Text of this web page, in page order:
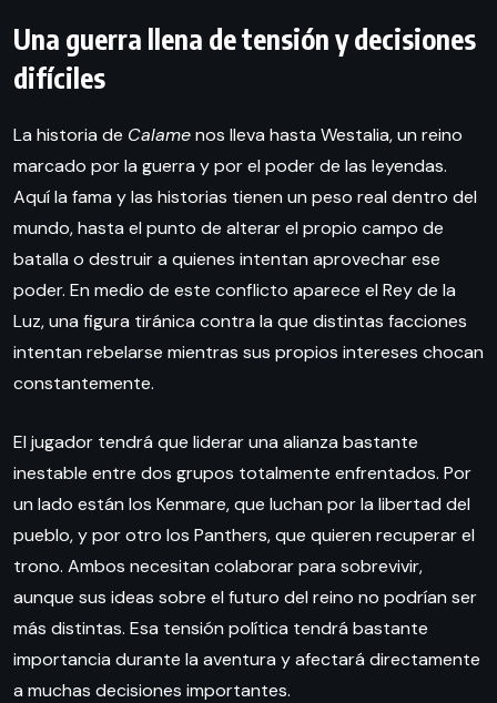
Una guerra llena de tensión y decisiones
difíciles
La historia de Calamenos lleva hasta Westalia, un reino
marcado por la guerra y por el poder de las leyendas.
Aquí la fama y las historias tienen un peso real dentro del
mundo, hasta el punto de alterar el propio campo de
batalla o destruir a quienes intentan aprovechar ese
poder. En medio de este conflicto aparece el Rey de la
Luz, una figura tiránica contra la que distintas facciones
intentan rebelarse mientras sus propios intereses chocan
constantemente.
El jugador tendrá que liderar una alianza bastante
inestable entre dos grupos totalmente enfrentados. Por
un lado están los Kenmare, que luchan por la libertad del
pueblo, y por otro los Panthers, que quieren recuperar el
trono. Ambos necesitan colaborar para sobrevivir,
aunque sus ideas sobre el futuro del reino no podrían ser
más distintas. Esa tensión política tendrá bastante
importancia durante la aventura y afectará directamente
a muchas decisiones importantes.